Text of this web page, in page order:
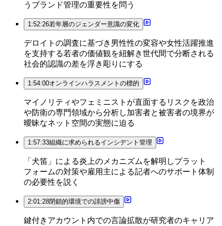
うブランド管理の重要性を問う
1:52:26若年層のジェンダー意識の変化
デロイトの調査に基づき男性性の変容や女性活躍推進
を支持する若者の価値観を紐解き世代間で分断される
社会的認識の差を浮き彫りにする
1:54:00オンラインハラスメントの標的
マイノリティやフェミニストが直面するリスクを政治
や防衛の専門領域から分析し加害者と被害者の境界が
曖昧なネット空間の実態に迫る
1:57:33組織に求められるインシデント管理
「犬笛」による炎上のメカニズムを解明しプラット
フォームの対策や雇用主による記者へのサポート体制
の必要性を説く
2:01:28閉鎖的環境での誹謗中傷
鍵付きアカウント内での言論拡散が研究者のキャリア